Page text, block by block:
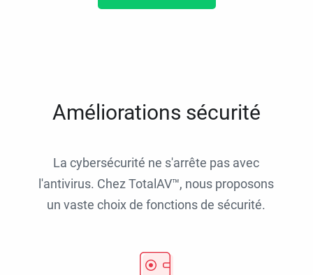
Améliorations sécurité
La cybersécurité ne s'arrête pas avec
l'antivirus. Chez TotalAV™, nous proposons
un vaste choix de fonctions de sécurité.